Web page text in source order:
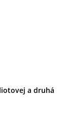
a druhá